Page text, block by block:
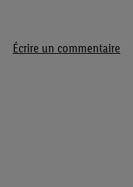
Écrire un commentaire